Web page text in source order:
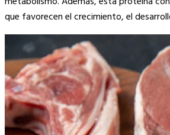
que favorecen el crecimiento, el